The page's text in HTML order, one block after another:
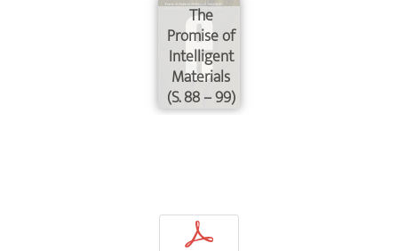
The
Promise of
Intelligent
Materials
(S. 88 – 99)
p